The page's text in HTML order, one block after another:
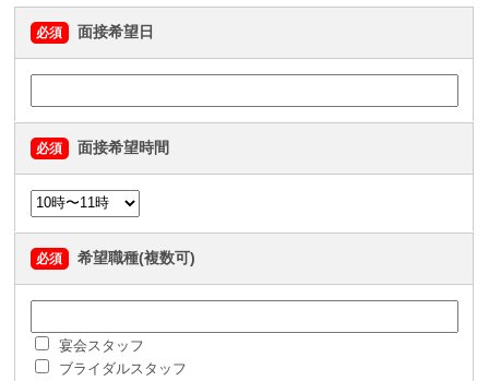
必須 面接希望日
必須 面接希望時間
必須 希望職種(複数可)
宴会スタッフ
ブライダルスタッフ